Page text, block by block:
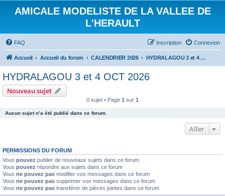
AMICALE MODELISTE DE LA VALLEE DE
L'HERAULT
FAQ Connexion
Inscription
Accueil Accueil du forum CALENDRIER 2026 HYDRALAGOU 3 et 4 OCT 2026
HYDRALAGOU 3 et 4 OCT 2026
Nouveau sujet
0 sujet • Page 1 sur 1
Aucun sujet n’a été publié dans ce forum.
Aller
PERMISSIONS DU FORUM
Vous pouvez publier de nouveaux sujets dans ce forum
Vous pouvez répondre aux sujets dans ce forum
Vous ne pouvez pas modifier vos messages dans ce forum
Vous ne pouvez pas supprimer vos messages dans ce forum
Vous ne pouvez pas transférer de pièces jointes dans ce forum